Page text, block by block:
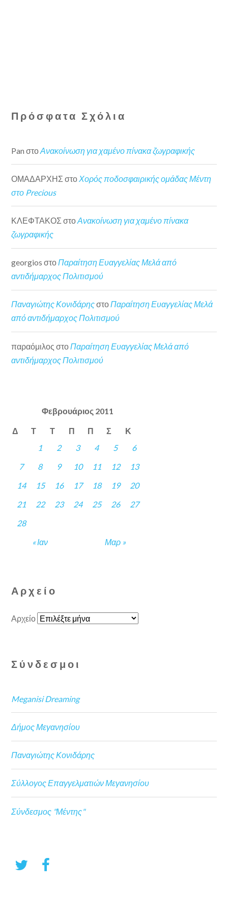
Πρόσφατα Σχόλια
Pan στοΑνακοίνωση για χαμένο πίνακα ζωγραφικής
ΟΜΑΔΑΡΧΗΣ στοΧορός ποδοσφαιρικής ομάδας Μέντη
στο Precious
ΚΛΕΦΤΑΚΟΣ στοΑνακοίνωση για χαμένο πίνακα
ζωγραφικής
georgios στοΠαραίτηση Ευαγγελίας Μελά από
αντιδήμαρχος Πολιτισμού
Παναγιώτης ΚονιδάρηςστοΠαραίτηση Ευαγγελίας Μελά
από αντιδήμαρχος Πολιτισμού
παραόμιλος στο Παραίτηση Ευαγγελίας Μελά από
αντιδήμαρχος Πολιτισμού
Φεβρουάριος 2011
Δ Τ Τ Π Π Σ Κ
« Ιαν Μαρ »
1 2 3 4 5
6
7
8 9 10 11 12
13
14
15 16 17 18 19
20
21
22 23 24 25 26
27
28
Αρχείο
Αρχείο
Σύνδεσμοι
Meganisi Dreaming
Δήμος Μεγανησίου
Παναγιώτης Κονιδάρης
Σύλλογος Επαγγελματιών Μεγανησίου
Σύνδεσμος "Μέντης"